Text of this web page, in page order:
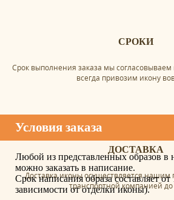
СРОКИ
Срок выполнения заказа мы
всегда привозим икону
ДОСТАВКА
Доставка иконы осуществляется нашим
транспортной компанией
Условия заказа
Любой из представленных образов в
можно заказать в написание.
Срок написания образа составляет
зависимости от отделки иконы).